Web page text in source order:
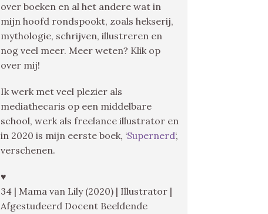
over boeken en al het andere wat in
mijn hoofd rondspookt, zoals hekserij,
mythologie, schrijven, illustreren en
nog veel meer. Meer weten? Klik op
over mij!
Ik werk met veel plezier als
mediathecaris op een middelbare
school, werk als freelance illustrator en
in 2020 is mijn eerste boek, ‘Supernerd‘,
verschenen.
♥
34 | Mama van Lily (2020) | Illustrator |
Afgestudeerd Docent Beeldende